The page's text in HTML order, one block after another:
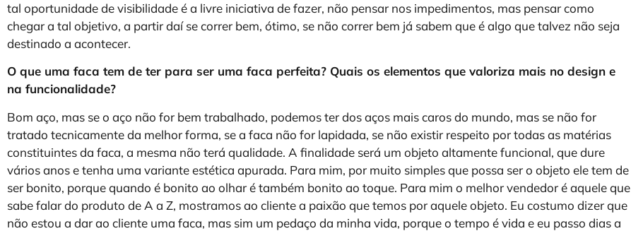
tal oportunidade de visibilidade é a livre iniciativa de fazer, não pensar nos impedimentos, mas pensar como
chegar a tal objetivo, a partir daí se correr bem, ótimo, se não correr bem já sabem que é algo que talvez não seja
destinado a acontecer.
O que uma faca tem de ter para ser uma faca perfeita? Quais os elementos que valoriza mais no design e
na funcionalidade?
Bom aço, mas se o aço não for bem trabalhado, podemos ter dos aços mais caros do mundo, mas se não for
tratado tecnicamente da melhor forma, se a faca não for lapidada, se não existir respeito por todas as matérias
constituintes da faca, a mesma não terá qualidade. A finalidade será um objeto altamente funcional, que dure
vários anos e tenha uma variante estética apurada. Para mim, por muito simples que possa ser o objeto ele tem de
ser bonito, porque quando é bonito ao olhar é também bonito ao toque. Para mim o melhor vendedor é aquele que
sabe falar do produto de A a Z, mostramos ao cliente a paixão que temos por aquele objeto. Eu costumo dizer que
não estou a dar ao cliente uma faca, mas sim um pedaço da minha vida, porque o tempo é vida e eu passo dias a